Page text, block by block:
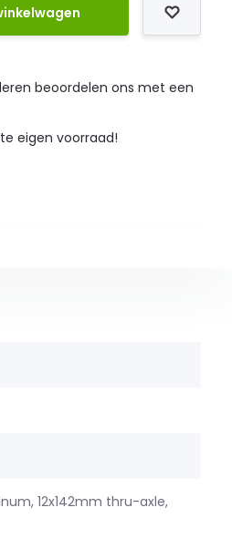
beoordelen ons met een
eigen voorraad!
12x142mm thru-axle,